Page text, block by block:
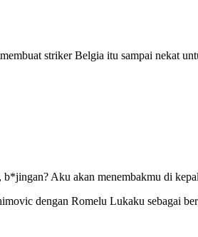
striker Belgia itu sampai nekat
Aku akan menembakmu di
dengan Romelu Lukaku sebagai